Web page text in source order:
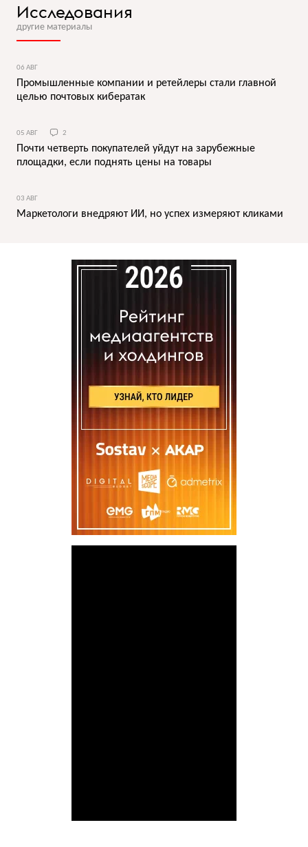
Исследования
другие материалы
06 АВГ
Промышленные компании и ретейлеры стали главной
целью почтовых кибератак
05 АВГ 2
Почти четверть покупателей уйдут на зарубежные
площадки, если поднять цены на товары
03 АВГ
Маркетологи внедряют ИИ, но успех измеряют кликами